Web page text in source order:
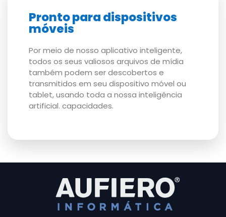
Pronto para dispositivos
móveis
Por meio de nosso aplicativo inteligente,
todos os seus valiosos arquivos de mídia
também podem ser descobertos e
transmitidos em seu dispositivo móvel ou
tablet, usando toda a nossa inteligência
artificial. capacidades.